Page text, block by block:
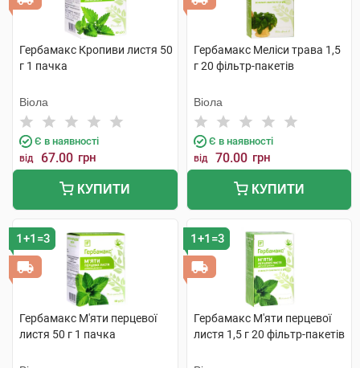
Гербамакс Кропиви листя 50
г 1 пачка
Віола
Є в наявності
від 67.00 грн
КУПИТИ
Гербамакс Меліси трава 1,5
г 20 фільтр-пакетів
Віола
Є в наявності
від 70.00 грн
КУПИТИ
1+1=3
Гербамакс М'яти перцевої
листя 50 г 1 пачка
1+1=3
Гербамакс М'яти перцевої
листя 1,5 г 20 фільтр-пакетів